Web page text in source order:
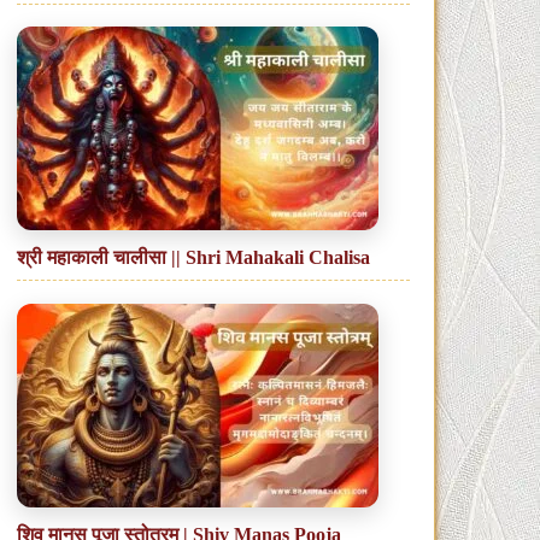
श्री महाकाली चालीसा || Shri Mahakali Chalisa
शिव मानस पूजा स्तोत्रम् | Shiv Manas Pooja